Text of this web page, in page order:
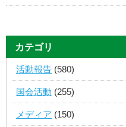
カテゴリ
活動報告 (580)
国会活動 (255)
メディア (150)